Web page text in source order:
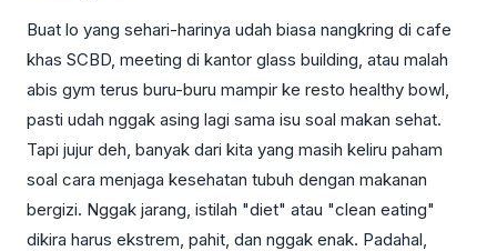
Buat lo yang sehari-harinya udah biasa nangkring di cafe
khas SCBD, meeting di kantor glass building, atau malah
abis gym terus buru-buru mampir ke resto healthy bowl,
pasti udah nggak asing lagi sama isu soal makan sehat.
Tapi jujur deh, banyak dari kita yang masih keliru paham
soal cara menjaga kesehatan tubuh dengan makanan
bergizi. Nggak jarang, istilah "diet" atau "clean eating"
dikira harus ekstrem, pahit, dan nggak enak. Padahal,